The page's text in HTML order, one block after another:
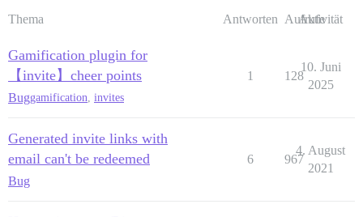
Thema Antworten Aufrufe
Aktivität
Gamification plugin for
【invite】cheer points
Buggamification, invites
1 128
10. Juni
2025
Generated invite links with
email can't be redeemed
Bug
6 967
4. August
2021